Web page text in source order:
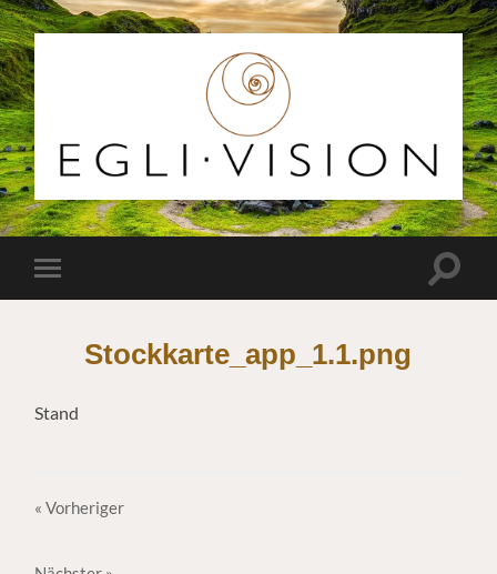
Egli
Vision
Menü
Stockkarte_app_1.1.png
Stand
« Vorheriger